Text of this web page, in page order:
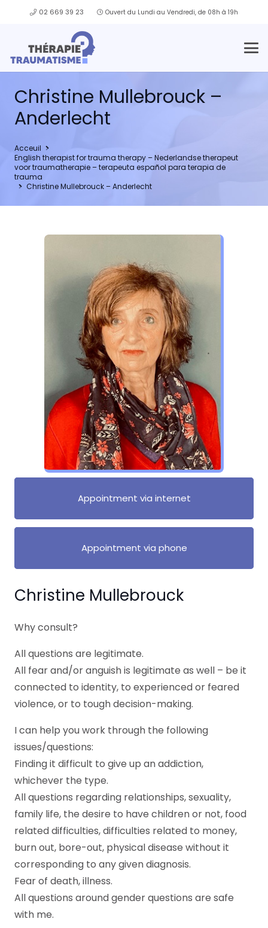
02 669 39 23 Ouvert du Lundi au Vendredi, de 08h à 19h
Christine Mullebrouck –
Anderlecht
Acceuil
English therapist for trauma therapy – Nederlandse therapeut
voor traumatherapie – terapeuta español para terapia de
trauma
Christine Mullebrouck – Anderlecht
Christine Mullebrouck
Why consult?
All questions are legitimate.
All fear and/or anguish is legitimate as well – be it
connected to identity, to experienced or feared
violence, or to tough decision-making.
I can help you work through the following
issues/questions:
Finding it difficult to give up an addiction,
whichever the type.
All questions regarding relationships, sexuality,
family life, the desire to have children or not, food
related difficulties, difficulties related to money,
burn out, bore-out, physical disease without it
corresponding to any given diagnosis.
Fear of death, illness.
All questions around gender questions are safe
with me.
Appointment via internet
Appointment via phone